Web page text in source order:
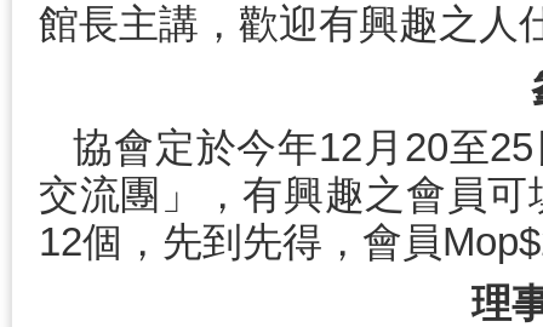
館長主講，歡迎有興趣之人
協會定於今年12月20至
交流團」，有興趣之會員
12個，先到先得，會員
理